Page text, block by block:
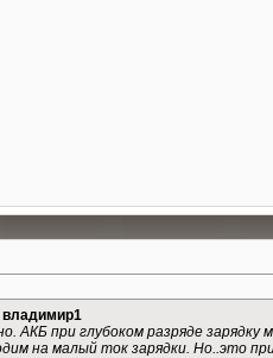
владимир1
АКБ при глубоком разряде
на малый ток зарядки. Но..это